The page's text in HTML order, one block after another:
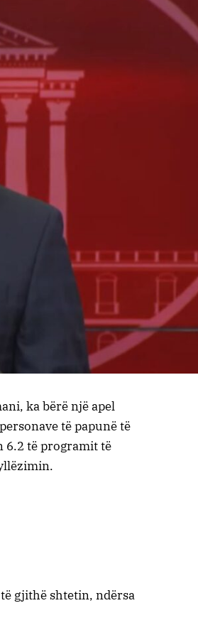
ka bërë një apel
të papunë të
6.2 të programit të
gjithë shtetin, ndërsa